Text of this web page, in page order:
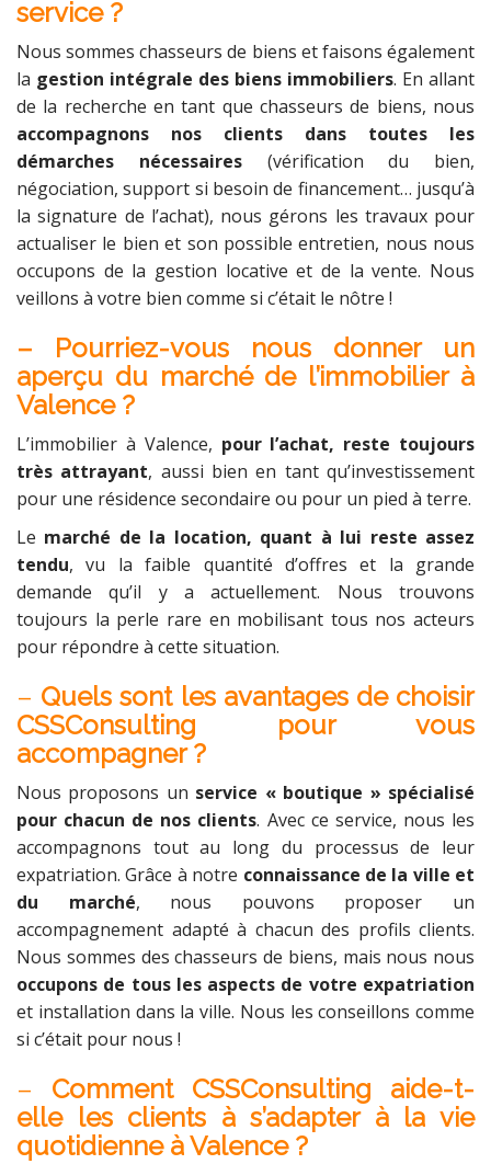
service ?
Nous sommes chasseurs de biens et faisons également
la gestion intégrale des biens immobiliers. En allant
de la recherche en tant que chasseurs de biens, nous
accompagnons nos clients dans toutes les
démarches nécessaires(vérification du bien,
négociation, support si besoin de financement… jusqu’à
la signature de l’achat), nous gérons les travaux pour
actualiser le bien et son possible entretien, nous nous
occupons de la gestion locative et de la vente. Nous
veillons à votre bien comme si c’était le nôtre !
– Pourriez-vous nous donner un
aperçu du marché de l’immobilier à
Valence ?
L’immobilier à Valence, pour l’achat, reste toujours
très attrayant, aussi bien en tant qu’investissement
pour une résidence secondaire ou pour un pied à terre.
Le marché de la location, quant à lui reste assez
tendu, vu la faible quantité d’offres et la grande
demande qu’il y a actuellement. Nous trouvons
toujours la perle rare en mobilisant tous nos acteurs
pour répondre à cette situation.
– Quels sont les avantages de choisir
CSSConsulting pour vous
accompagner ?
Nous proposons un service « boutique » spécialisé
pour chacun de nos clients. Avec ce service, nous les
accompagnons tout au long du processus de leur
expatriation. Grâce à notre connaissance de la ville et
du marché, nous pouvons proposer un
accompagnement adapté à chacun des profils clients.
Nous sommes des chasseurs de biens, mais nous nous
occupons de tous les aspects de votre expatriation
et installation dans la ville. Nous les conseillons comme
si c’était pour nous !
– Comment CSSConsulting aide-t-
elle les clients à s’adapter à la vie
quotidienne à Valence ?